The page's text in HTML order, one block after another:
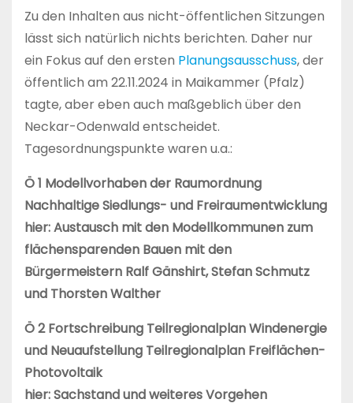
Zu den Inhalten aus nicht-öffentlichen Sitzungen
lässt sich natürlich nichts berichten. Daher nur
ein Fokus auf den ersten Planungsausschuss, der
öffentlich am 22.11.2024 in Maikammer (Pfalz)
tagte, aber eben auch maßgeblich über den
Neckar-Odenwald entscheidet.
Tagesordnungspunkte waren u.a.:
Ö 1 Modellvorhaben der Raumordnung
Nachhaltige Siedlungs- und Freiraumentwicklung
hier: Austausch mit den Modellkommunen zum
flächensparenden Bauen mit den
Bürgermeistern Ralf Gänshirt, Stefan Schmutz
und Thorsten Walther
Ö 2 Fortschreibung Teilregionalplan Windenergie
und Neuaufstellung Teilregionalplan Freiflächen-
Photovoltaik
hier: Sachstand und weiteres Vorgehen